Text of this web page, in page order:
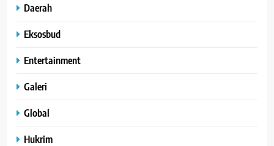
Daerah
Eksosbud
Entertainment
Galeri
Global
Hukrim